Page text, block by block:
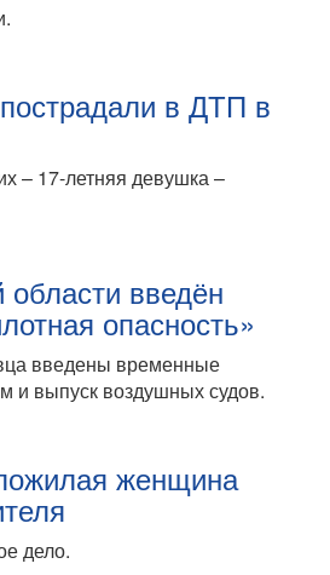
в ДТП в
– 17-летняя девушка –
области введён
опасность»
введены временные
и выпуск воздушных судов.
женщина
дело.